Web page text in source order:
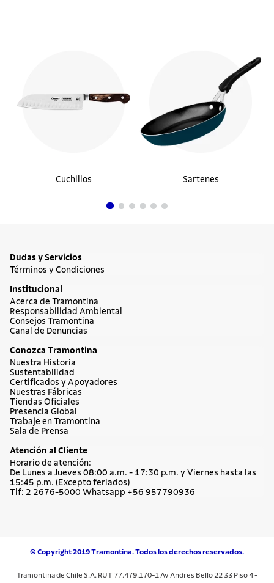
Cuchillos Sartenes
Dudas y Servicios
Términos y Condiciones
Institucional
Acerca de Tramontina
Responsabilidad Ambiental
Consejos Tramontina
Canal de Denuncias
Conozca Tramontina
Nuestra Historia
Sustentabilidad
Certificados y Apoyadores
Nuestras Fábricas
Tiendas Oficiales
Presencia Global
Trabaje en Tramontina
Sala de Prensa
Atención al Cliente
Horario de atención:
De Lunes a Jueves 08:00 a.m. - 17:30 p.m. y Viernes hasta las
15:45 p.m. (Excepto feriados)
Tlf: 2 2676-5000 Whatsapp +56 957790936
© Copyright 2019 Tramontina. Todos los derechos reservados.
Tramontina de Chile S.A. RUT 77.479.170-1 Av Andres Bello 22 33 Piso 4 -